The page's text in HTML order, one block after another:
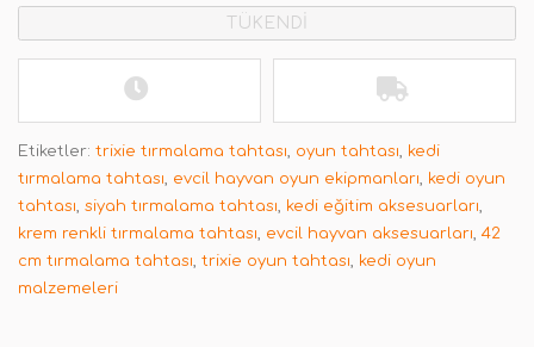
TÜKENDİ
Etiketler: trixie tırmalama tahtası, oyun tahtası, kedi
tırmalama tahtası, evcil hayvan oyun ekipmanları, kedi oyun
tahtası, siyah tırmalama tahtası, kedi eğitim aksesuarları,
krem renkli tırmalama tahtası, evcil hayvan aksesuarları, 42
cm tırmalama tahtası, trixie oyun tahtası, kedi oyun
malzemeleri